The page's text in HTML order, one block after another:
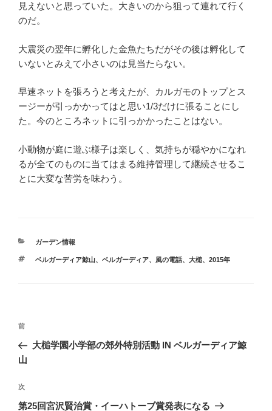
見えないと思っていた。大きいのから狙って連れて行く
のだ。
大震災の翌年に孵化した金魚たちだがその後は孵化して
いないとみえて小さいのは見当たらない。
早速ネットを張ろうと考えたが、カルガモのトップとス
ージーが引っかかってはと思い1/3だけに張ることにし
た。今のところネットに引っかかったことはない。
小動物が庭に遊ぶ様子は楽しく、気持ちが穏やかになれ
るが全てのものに当てはまる維持管理して継続させるこ
とに大変な苦労を味わう。
カ
ゴ
ガーデン情報
タ
ベルガーディア鯨山、 ベルガーディア、 風の電話、 大槌、 2015年
投
ナ
ゲ
ー
前
の
投
前
大槌学園小学部の郊外特別活動 IN ベルガーディア鯨
山
次
の
次
第25回宮沢賢治賞・イーハトーブ賞発表になる